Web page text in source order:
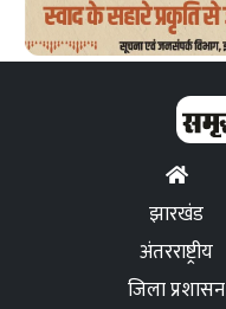
झारखंड
अंतरराष्ट्रीय
जिला प्रशासन